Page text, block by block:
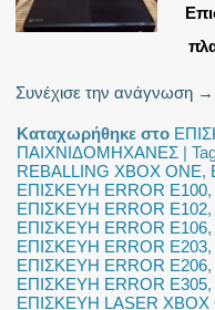
Συνέχισε την ανάγνωση →
Καταχωρήθηκε στο
ΠΑΙΧΝΙΔΟΜΗΧΑΝΕΣ |
REBALLING XBOX ONE,
ΕΠΙΣΚΕΥΗ ERROR E100,
ΕΠΙΣΚΕΥΗ ERROR E102,
ΕΠΙΣΚΕΥΗ ERROR E106,
ΕΠΙΣΚΕΥΗ ERROR E203,
ΕΠΙΣΚΕΥΗ ERROR E206,
ΕΠΙΣΚΕΥΗ ERROR E305,
ΕΠΙΣΚΕΥΗ LASER XBOX